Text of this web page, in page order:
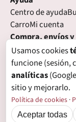
Centro de ayuda
CarroMi cuenta
Compra, envíos
Condiciones de
Plazos de entrega
Legal
Aviso legal
Política de cookies
Usamos cookies
funcione (sesión,
analíticas
sitio y mejorarlo.
Política de cookies ·
Aceptar todas